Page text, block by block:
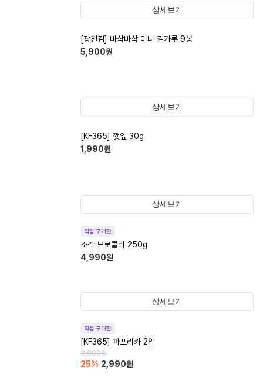
상세보기
[광천김] 바삭바삭 미니 김가루 9봉
5,900원
상세보기
[KF365] 깻잎 30g
1,990원
상세보기
직접 구매한
조각 브로콜리 250g
4,990원
상세보기
직접 구매한
[KF365] 파프리카 2입
3,990원
25% 2,990원